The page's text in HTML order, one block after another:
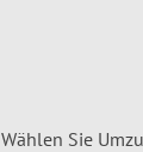
Wählen Sie